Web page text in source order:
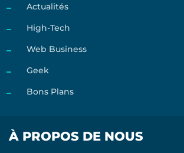
Actualités
High-Tech
Web Business
Geek
Bons Plans
À PROPOS DE NOUS